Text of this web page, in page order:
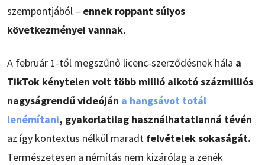
szempontjából – ennek roppant súlyos
következményei vannak.
A február 1-től megszűnő licenc-szerződésnek hála a
TikTok kénytelen volt több millió alkotó százmilliós
nagyságrendű videóján a hangsávot totál
lenémítani, gyakorlatilag használhatatlanná tévén
az így kontextus nélkül maradt felvételek sokaságát.
Természetesen a némítás nem kizárólag a zenék